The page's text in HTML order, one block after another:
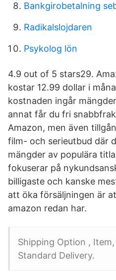
Bankgirobetalning
Radikalslojdaren
Psykolog lön
4.9 out of 5 stars29.
kostar 12.99 dollar i
kostnaden ingår
annat får du fri
Amazon, men även
film- och serieutbud där
mängder av populära
fokuserar på
billigaste och kanske
att öka försäljningen är
amazon redan har.
Shipping Option ,
Standard Delivery.